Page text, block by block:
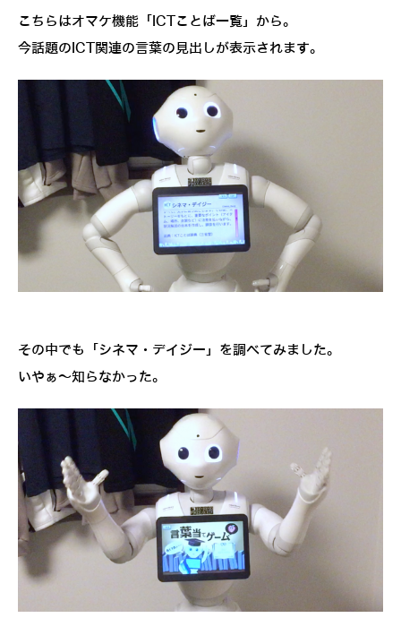
こちらはオマケ機能「ICTことば一覧」から。
今話題のICT関連の言葉の見出しが表示されます。
その中でも「シネマ・デイジー」を調べてみました。
いやぁ～知らなかった。